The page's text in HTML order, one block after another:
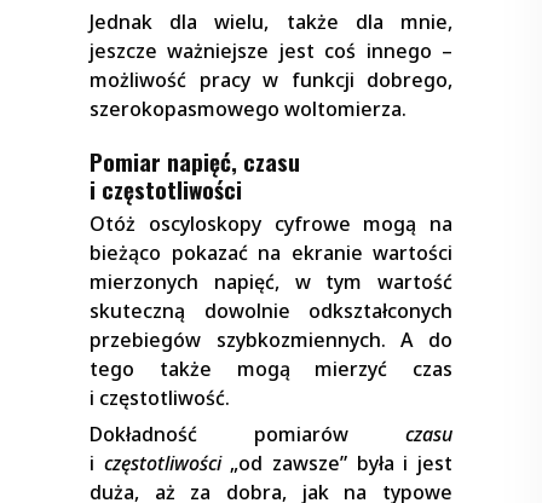
Jednak dla wielu, także dla mnie,
jeszcze ważniejsze jest coś innego –
możliwość pracy w funkcji dobrego,
szerokopasmowego woltomierza.
Pomiar napięć, czasu
i częstotliwości
Otóż oscyloskopy cyfrowe mogą na
bieżąco pokazać na ekranie wartości
mierzonych napięć, w tym wartość
skuteczną dowolnie odkształconych
przebiegów szybkozmiennych. A do
tego także mogą mierzyć czas
i częstotliwość.
Dokładność pomiarów czasu
i częstotliwości„od zawsze” była i jest
duża, aż za dobra, jak na typowe